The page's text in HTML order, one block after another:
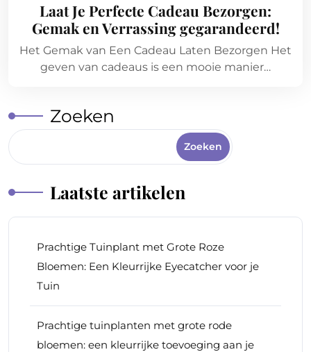
Laat Je Perfecte Cadeau Bezorgen:
Gemak en Verrassing gegarandeerd!
Het Gemak van Een Cadeau Laten Bezorgen Het
geven van cadeaus is een mooie manier…
Zoeken
Zoeken
Laatste artikelen
Prachtige Tuinplant met Grote Roze
Bloemen: Een Kleurrijke Eyecatcher voor je
Tuin
Prachtige tuinplanten met grote rode
bloemen: een kleurrijke toevoeging aan je